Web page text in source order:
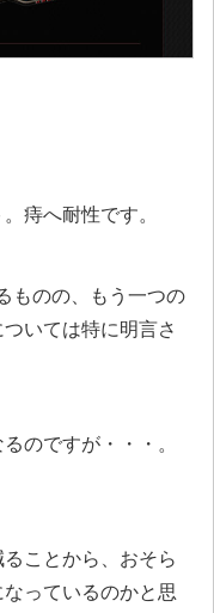
痔へ耐性です。
ものの、もう一つの
いては特に明言さ
のですが・・・。
ことから、おそら
っているのかと思